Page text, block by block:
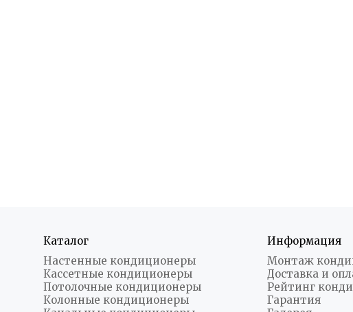
Каталог
Настенные кондиционеры
Кассетные кондиционеры
Потолочные кондиционеры
Колонные кондиционеры
Информация
Монтаж
Доставка и
Рейтинг
Гарантия